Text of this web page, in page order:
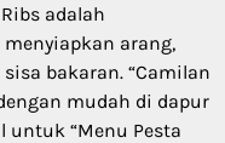
adalah
arang,
bakaran. “Camilan
mudah di dapur
“Menu Pesta